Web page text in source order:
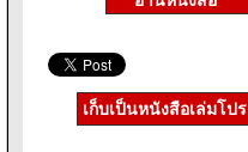
เก็บเป็นหนังสือเล่มโป